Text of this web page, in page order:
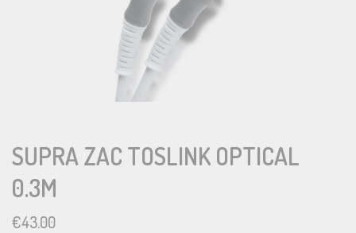
SUPRA ZAC TOSLINK OPTICAL
0.3M
€43.00